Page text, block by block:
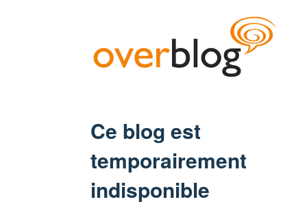
Ce blog est
temporairement
indisponible